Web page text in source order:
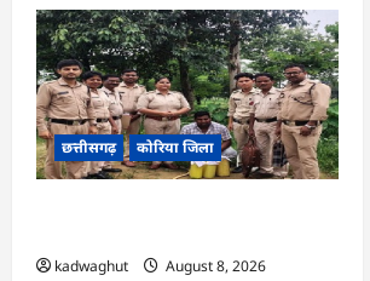
CG
:
नेशनल
लोक
अदालत
एवं
‘मध्यस्थता
राष्ट्र
के
लिए‘
3.0
समीक्षा
छत्तीसगढ़ कोरिया जिला
kadwaghut
August 8, 2026